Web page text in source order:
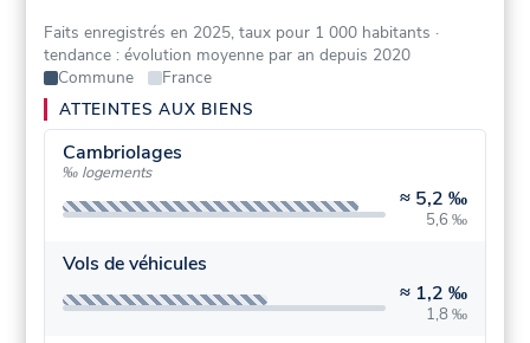
Faits enregistrés en 2025, taux pour 1 000 habitants ·
tendance : évolution moyenne par an depuis 2020
Commune
France
ATTEINTES AUX BIENS
Cambriolages
‰ logements
≈ 5,2 ‰
5,6 ‰
Vols de véhicules
≈ 1,2 ‰
1,8 ‰